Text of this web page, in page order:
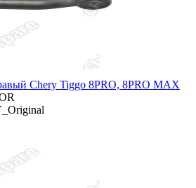
Chery Tiggo 8PRO, 8PRO MAX